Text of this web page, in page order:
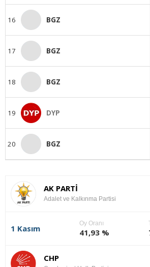
16 BGZ
17 BGZ
18 BGZ
19 DYP
20 BGZ
AK PARTİ
Adalet ve Kalkınma Partisi
1 Kasım
Oy Oranı
41,93 %
CHP